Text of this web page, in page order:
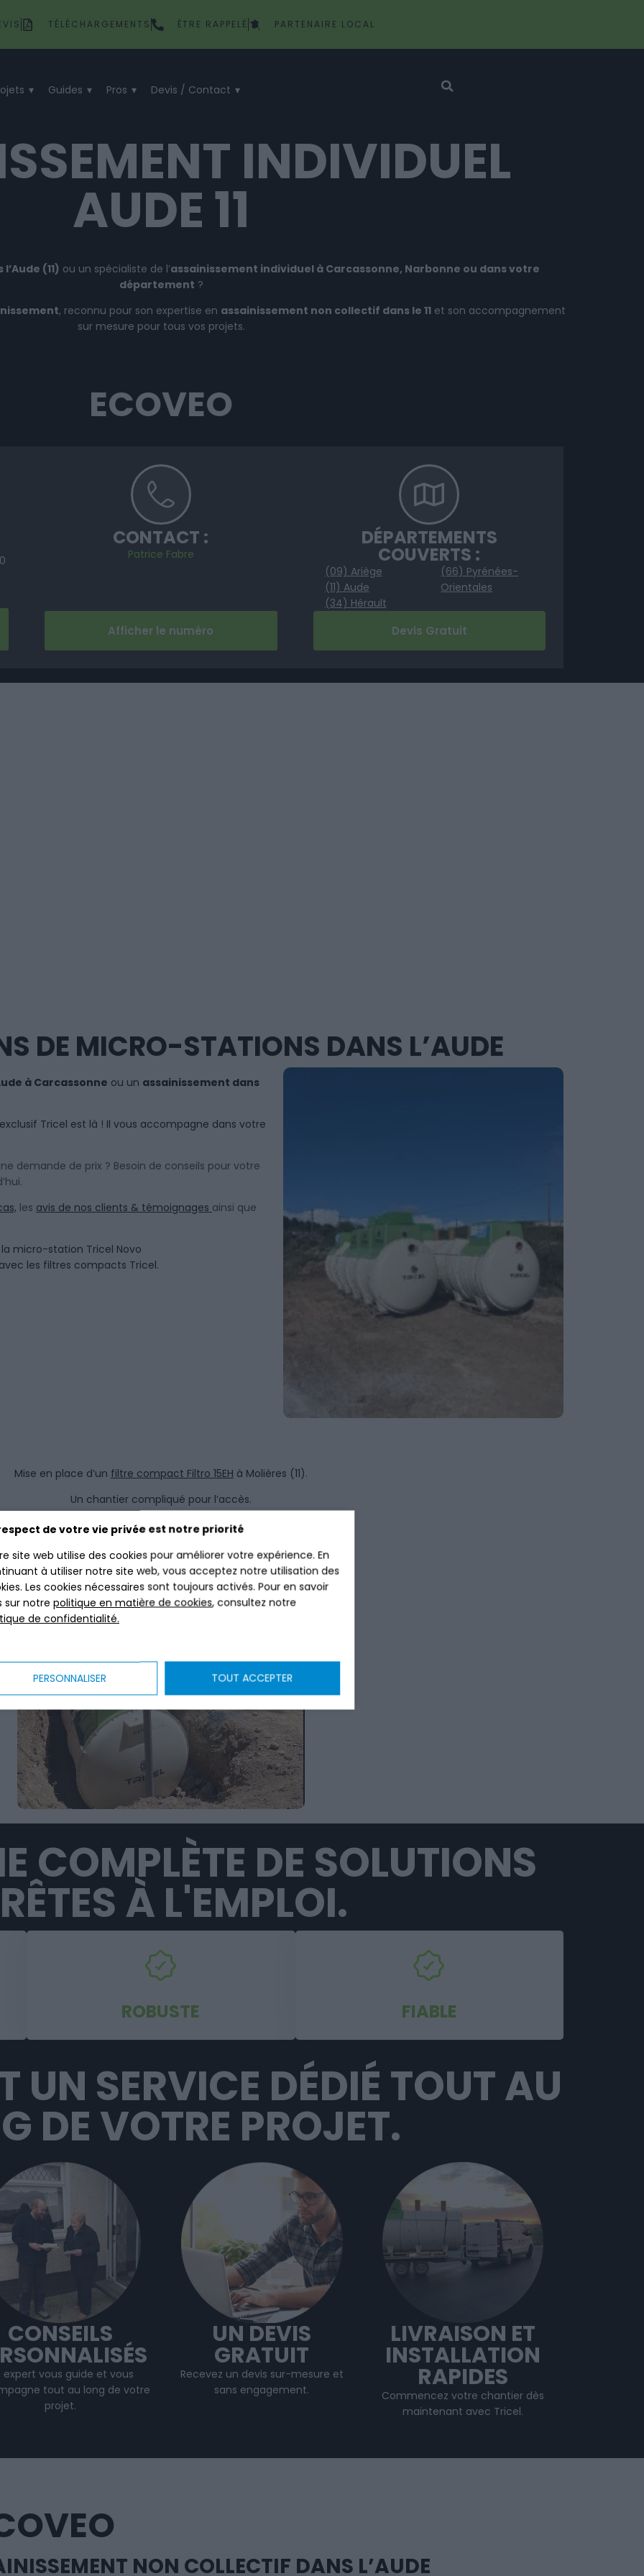
de votre vie privée est notre priorité
site web utilise des cookies pour améliorer votre expérience. En
à utiliser notre site web, vous acceptez notre utilisation des
Les cookies nécessaires sont toujours activés. Pour en savoir
sur notrepolitique en matière de cookies, consultez notre
de confidentialité.
PERSONNALISER TOUT ACCEPTER
TÉLÉCHARGEMENTS ÊTRE RAPPELÉ PARTENAIRE LOCAL
Guides Pros Devis / Contact
INDIVIDUEL
AUDE 11
(11) ou un spécialiste de l’assainissement individuel à Carcassonne, Narbonne ou dans votre
département ?
, reconnu pour son expertise en assainissement non collectif dans le 11 et son accompagnement
sur mesure pour tous vos projets.
ECOVEO
CONTACT :
Patrice Fabre
Afficher le numéro
DÉPARTEMENTS
COUVERTS :
(09) Ariège
(11) Aude
(34) Hérault
(66) Pyrénées-
Orientales
Devis Gratuit
DE MICRO-STATIONS DANS L’AUDE
à Carcassonne ou un assainissement dans
Tricel est là ! Il vous accompagne dans votre
demande de prix ? Besoin de conseils pour votre
les avis de nos clients & témoignages ainsi que
micro-station Tricel Novo
avec les filtres compacts Tricel.
Mise en place d’un filtre compact Filtro 15EH à Molières (11).
Un chantier compliqué pour l’accès.
COMPLÈTE DE SOLUTIONS
À L'EMPLOI.
ROBUSTE FIABLE
UN SERVICE DÉDIÉ TOUT AU
DE VOTRE PROJET.
CONSEILS
expert vous guide et vous
tout au long de votre
projet.
UN DEVIS
GRATUIT
Recevez un devis sur-mesure et
sans engagement.
LIVRAISON ET
INSTALLATION
RAPIDES
Commencez votre chantier dès
maintenant avec Tricel.
NON COLLECTIF DANS L’AUDE